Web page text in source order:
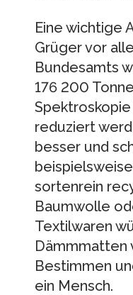
Eine wichtige
Grüger vor
Bundesamts
176 200
reduziert
besser und
sortenrein
Baumwolle
Textilwaren
Dämmmatten
Bestimmen
ein Mensch.